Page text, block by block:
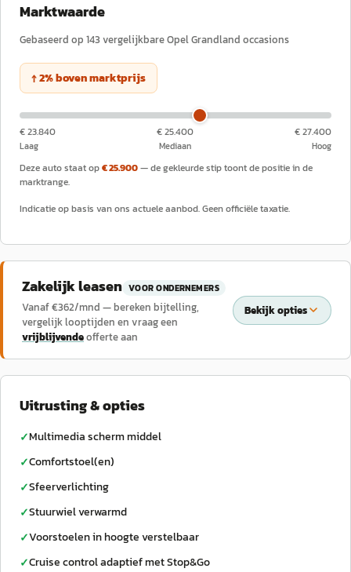
Marktwaarde
Gebaseerd op 143 vergelijkbareOpelGrandland occasions
↑2%bovenmarktprijs
€ 23.840
Laag
€ 25.400
Mediaan
€ 27.400
Hoog
Deze auto staat op€ 25.900— de gekleurde stip toont de positie in de
marktrange.
Indicatie op basis van ons actuele aanbod. Geen officiële taxatie.
Zakelijk leasen VOOR ONDERNEMERS
Vanaf €362/mnd — bereken bijtelling,
vergelijk looptijden en vraag een
vrijblijvendeofferte aan
Bekijk opties
Uitrusting & opties
✓Multimedia scherm middel
✓Comfortstoel(en)
✓Sfeerverlichting
✓Stuurwiel verwarmd
✓Voorstoelen in hoogte verstelbaar
✓Cruise control adaptief met Stop&Go